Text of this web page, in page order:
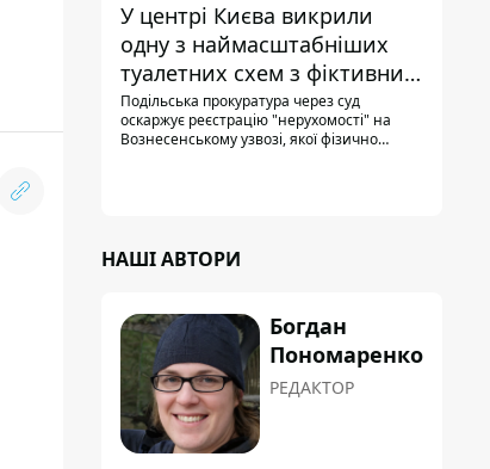
У центрі Києва викрили
одну з наймасштабніших
туалетних схем з фіктивним
будинком
Подільська прокуратура через суд
оскаржує реєстрацію "нерухомості" на
Вознесенському узвозі, якої фізично
НАШІ АВТОРИ
Богдан
Пономаренко
РЕДАКТОР